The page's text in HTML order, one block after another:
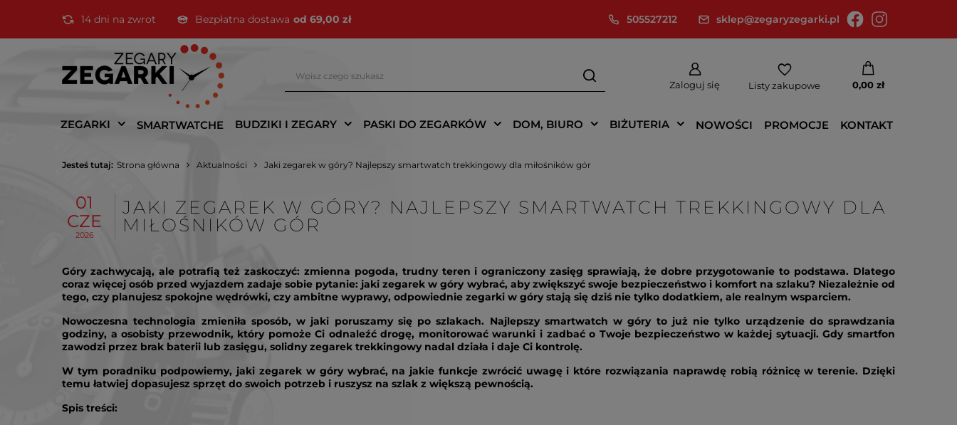
14 dni na zwrot Bezpłatna dostawa od 69,00 zł 505527212 sklep@zegaryzegarki.pl
Zaloguj się Listy zakupowe 0,00 zł
ZEGARKI SMARTWATCHE BUDZIKI I ZEGARY PASKI DO ZEGARKÓW DOM, BIURO BIŻUTERIA NOWOŚCI PROMOCJE KONTAKT
Jesteś tutaj: Strona główna Aktualności Jaki zegarek w góry? Najlepszy smartwatch trekkingowy dla miłośników gór
01
CZE
2026
JAKI ZEGAREK W GÓRY? NAJLEPSZY SMARTWATCH TREKKINGOWY DLA
MIŁOŚNIKÓW GÓR
Góry zachwycają, ale potrafią też zaskoczyć: zmienna pogoda, trudny teren i ograniczony zasięg sprawiają, że dobre przygotowanie to podstawa. Dlatego
coraz więcej osób przed wyjazdem zadaje sobie pytanie: jaki zegarek w góry wybrać, aby zwiększyć swoje bezpieczeństwo i komfort na szlaku? Niezależnie od
tego, czy planujesz spokojne wędrówki, czy ambitne wyprawy, odpowiednie zegarki w góry stają się dziś nie tylko dodatkiem, ale realnym wsparciem.
Nowoczesna technologia zmieniła sposób, w jaki poruszamy się po szlakach. Najlepszy smartwatch w góry to już nie tylko urządzenie do sprawdzania
godziny, a osobisty przewodnik, który pomoże Ci odnaleźć drogę, monitorować warunki i zadbać o Twoje bezpieczeństwo w każdej sytuacji. Gdy smartfon
zawodzi przez brak baterii lub zasięgu, solidny zegarek trekkingowy nadal działa i daje Ci kontrolę.
W tym poradniku podpowiemy, jaki zegarek w góry wybrać, na jakie funkcje zwrócić uwagę i które rozwiązania naprawdę robią różnicę w terenie. Dzięki
temu łatwiej dopasujesz sprzęt do swoich potrzeb i ruszysz na szlak z większą pewnością.
Spis treści: